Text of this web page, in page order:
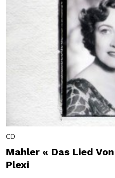
CD
Mahler « Das Lied
Plexi